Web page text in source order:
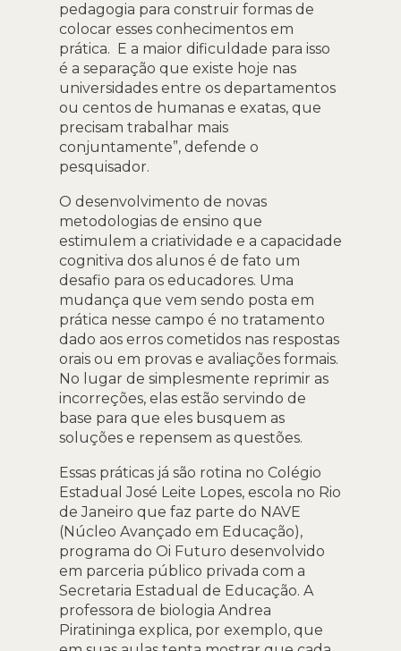
pedagogia para construir formas de
colocar esses conhecimentos em
prática. E a maior dificuldade para isso
é a separação que existe hoje nas
universidades entre os departamentos
ou centos de humanas e exatas, que
precisam trabalhar mais
conjuntamente”, defende o
pesquisador.
O desenvolvimento de novas
metodologias de ensino que
estimulem a criatividade e a capacidade
cognitiva dos alunos é de fato um
desafio para os educadores. Uma
mudança que vem sendo posta em
prática nesse campo é no tratamento
dado aos erros cometidos nas respostas
orais ou em provas e avaliações formais.
No lugar de simplesmente reprimir as
incorreções, elas estão servindo de
base para que eles busquem as
soluções e repensem as questões.
Essas práticas já são rotina no Colégio
Estadual José Leite Lopes, escola no Rio
de Janeiro que faz parte do NAVE
(Núcleo Avançado em Educação),
programa do Oi Futuro desenvolvido
em parceria público privada com a
Secretaria Estadual de Educação. A
professora de biologia Andrea
Piratininga explica, por exemplo, que